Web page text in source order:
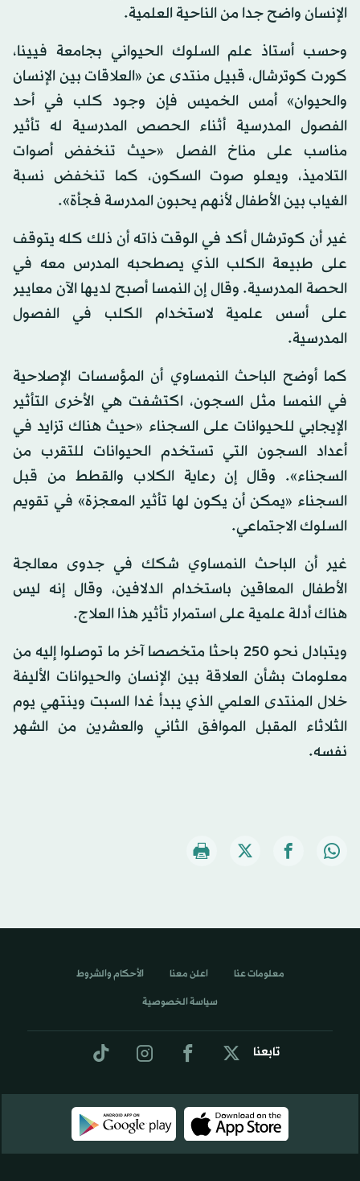
الإنسان واضح جدا من الناحية العلمية.
وحسب أستاذ علم السلوك الحيواني بجامعة فيينا،
كورت كوترشال، قبيل منتدى عن «العلاقات بين الإنسان
والحيوان» أمس الخميس فإن وجود كلب في أحد
الفصول المدرسية أثناء الحصص المدرسية له تأثير
مناسب على مناخ الفصل «حيث تنخفض أصوات
التلاميذ، ويعلو صوت السكون، كما تنخفض نسبة
الغياب بين الأطفال لأنهم يحبون المدرسة فجأة».
غير أن كوترشال أكد في الوقت ذاته أن ذلك كله يتوقف
على طبيعة الكلب الذي يصطحبه المدرس معه في
الحصة المدرسية. وقال إن النمسا أصبح لديها الآن معايير
على أسس علمية لاستخدام الكلب في الفصول
المدرسية.
كما أوضح الباحث النمساوي أن المؤسسات الإصلاحية
في النمسا مثل السجون، اكتشفت هي الأخرى التأثير
الإيجابي للحيوانات على السجناء «حيث هناك تزايد في
أعداد السجون التي تستخدم الحيوانات للتقرب من
السجناء». وقال إن رعاية الكلاب والقطط من قبل
السجناء «يمكن أن يكون لها تأثير المعجزة» في تقويم
السلوك الاجتماعي.
غير أن الباحث النمساوي شكك في جدوى معالجة
الأطفال المعاقين باستخدام الدلافين، وقال إنه ليس
هناك أدلة علمية على استمرار تأثير هذا العلاج.
ويتبادل نحو 250 باحثا متخصصا آخر ما توصلوا إليه من
معلومات بشأن العلاقة بين الإنسان والحيوانات الأليفة
خلال المنتدى العلمي الذي يبدأ غدا السبت وينتهي يوم
الثلاثاء المقبل الموافق الثاني والعشرين من الشهر
نفسه.
تابعنا
معلومات عنا اعلن معنا الأحكام والشروط
سياسة الخصوصية